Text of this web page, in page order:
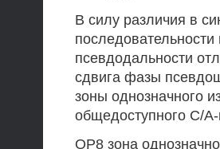
В силу различия в
псевдодальности
сдвига фазы
зоны однозначного
общедоступного С/
ОР8 зона